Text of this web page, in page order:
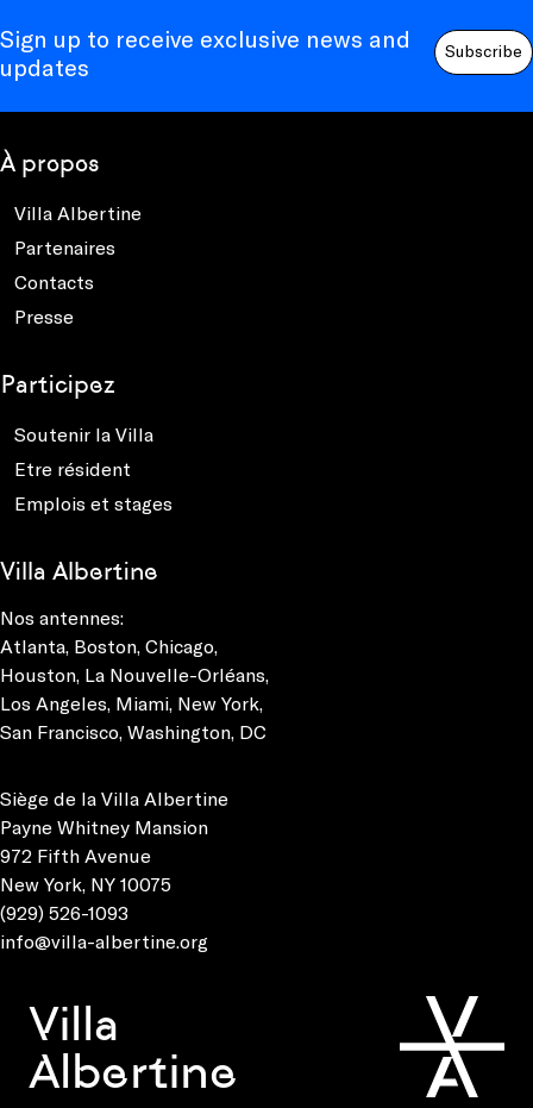
Sign up to receive exclusive news and
updates
Subscribe
À propos
Villa Albertine
Partenaires
Contacts
Presse
Participez
Soutenir la Villa
Etre résident
Emplois et stages
Villa Albertine
Nos antennes:
Atlanta, Boston, Chicago,
Houston, La Nouvelle-Orléans,
Los Angeles, Miami, New York,
San Francisco, Washington, DC
Siège de la Villa Albertine
Payne Whitney Mansion
972 Fifth Avenue
New York, NY 10075
(929) 526-1093
info@villa-albertine.org
Villa
Albertine